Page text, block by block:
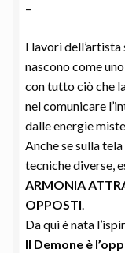
–
I lavori
nascono come
con tutto ciò che
nel comunicare
dalle energie
Anche se sulla
tecniche diverse,
ARMONIA
OPPOSTI.
Da qui è nata
Il Demone è